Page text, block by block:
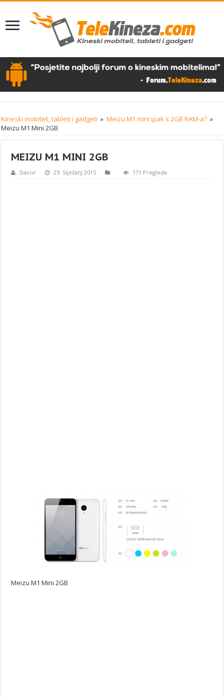
Kineski mobiteli, tableti i gadgeti » Meizu M1 mini ipak s 2GB RAM-a? »
Meizu M1 Mini 2GB
MEIZU M1 MINI 2GB
Davor 29. Siječanj 2015 171 Pregleda
Meizu M1 Mini 2GB